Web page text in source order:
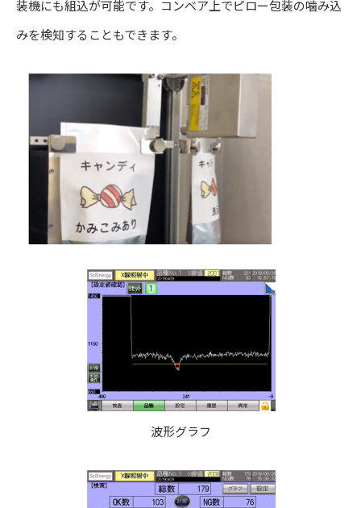
装機にも組込が可能です。コンベア上でピロー包装の噛み込
みを検知することもできます。
波形グラフ